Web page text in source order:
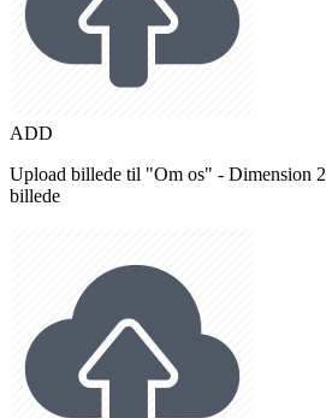
ADD
Upload billede til "Om os" - Dimension
billede